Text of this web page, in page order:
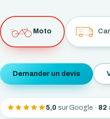
Moto
Demander un devis
5,0 sur Google · 82